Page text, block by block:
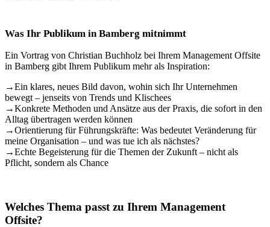
Was Ihr Publikum in Bamberg mitnimmt
Ein Vortrag von Christian Buchholz bei Ihrem Management Offsite
in Bamberg gibt Ihrem Publikum mehr als Inspiration:
→Ein klares, neues Bild davon, wohin sich Ihr Unternehmen
bewegt – jenseits von Trends und Klischees
→Konkrete Methoden und Ansätze aus der Praxis, die sofort in den
Alltag übertragen werden können
→Orientierung für Führungskräfte: Was bedeutet Veränderung für
meine Organisation – und was tue ich als nächstes?
→Echte Begeisterung für die Themen der Zukunft – nicht als
Pflicht, sondern als Chance
Welches Thema passt zu Ihrem Management
Offsite?